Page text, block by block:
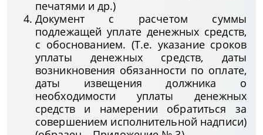
печатями и др.)
Документ с расчетом суммы
подлежащей уплате денежных средств,
с обоснованием. (Т.е. указание сроков
уплаты денежных средств, даты
возникновения обязанности по оплате,
даты извещения должника о
необходимости уплаты денежных
средств и намерении обратиться за
совершением исполнительной надписи)